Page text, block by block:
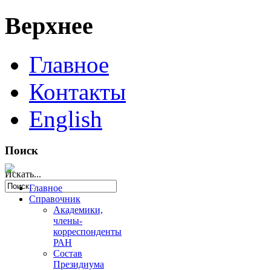
Верхнее
Главное
Контакты
English
Поиск
Искать...
Главное
Справочник
Академики,
члены-
корреспонденты
РАН
Состав
Президиума